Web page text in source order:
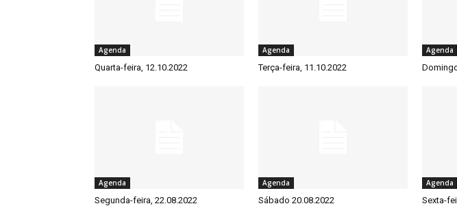
Agenda
Quarta-feira, 12.10.2022
Agenda
Terça-feira, 11.10.2022
Agenda
Agenda
Segunda-feira, 22.08.2022
Agenda
Sábado 20.08.2022
Agenda
Sexta-